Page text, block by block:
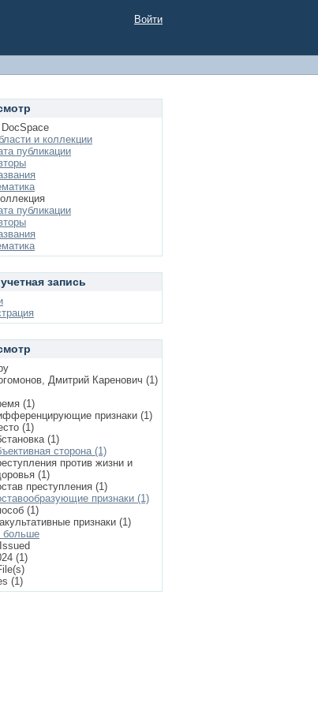
Войти
и коллекции
публикации
публикации
запись
Дмитрий Каренович (1)
(1)
признаки (1)
(1)
(1)
сторона (1)
против жизни и
(1)
преступления (1)
признаки (1)
(1)
признаки (1)
больше
(1)
(1)